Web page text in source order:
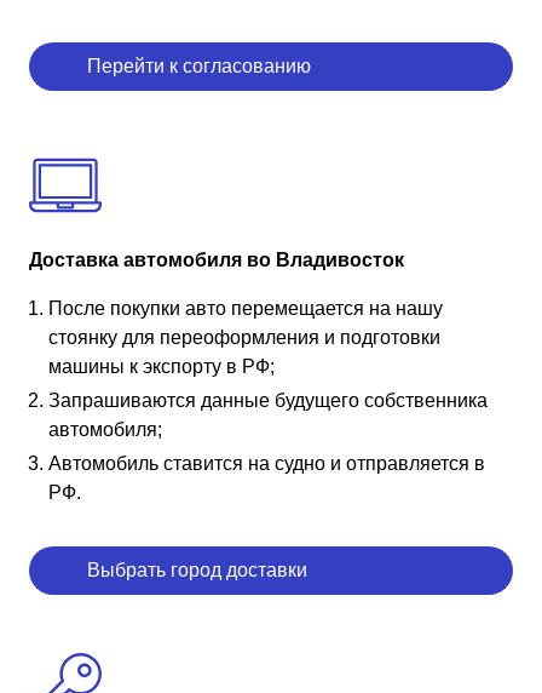
Перейти к согласованию
Доставка автомобиля во Владивосток
После покупки авто перемещается на нашу
стоянку для переоформления и подготовки
машины к экспорту в РФ;
Запрашиваются данные будущего собственника
автомобиля;
Автомобиль ставится на судно и отправляется в
РФ.
Выбрать город доставки